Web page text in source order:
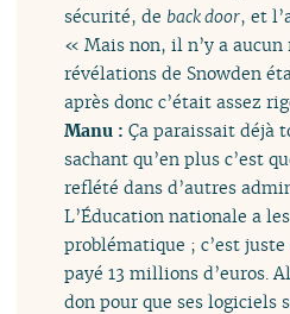
sécurité, de back door, et
« Mais non, il n’y a
révélations de Snowden
après donc c’était assez
Manu :Ça paraissait déjà
sachant qu’en plus c’est
reflété dans d’autres
L’Éducation nationale a
problématique ; c’est
payé 13 millions d’euros.
don pour que ses logiciels